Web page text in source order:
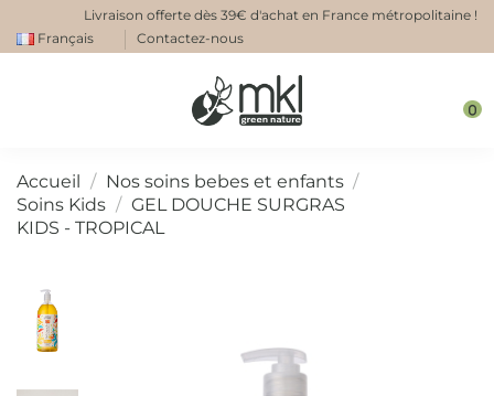
Livraison offerte dès 39€ d'achat en France métropolitaine !
Français
Contactez-nous
0
Accueil
Nos soins bebes et enfants
Soins Kids
GEL DOUCHE SURGRAS
KIDS - TROPICAL